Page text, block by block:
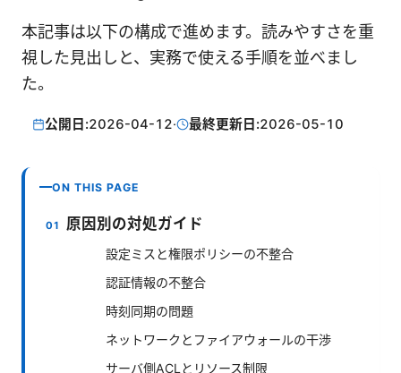
本記事は以下の構成で進めます。読みやすさを重
視した見出しと、実務で使える手順を並べまし
た。
公開日:2026-04-12· 最終更新日:2026-05-10
ON THIS PAGE
原因別の対処ガイド
設定ミスと権限ポリシーの不整合
認証情報の不整合
時刻同期の問題
ネットワークとファイアウォールの干渉
サーバ側ACLとリソース制限